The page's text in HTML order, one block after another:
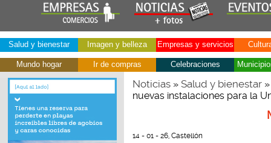
Salud y bienestar Imagen y belleza Empresas y servicios
Mundo hogar Ir de compras Celebraciones
Noticias» Salud y bienestar»
nuevas instalaciones para la
14 - 01 - 26, Castellón